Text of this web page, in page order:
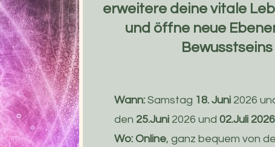
erweitere deine vitale
und öffne neue
Bewusstseins
Wann: Samstag 18. Juni 2026
den 25.Juni 2026 und 02.Juli 2026
Wo: Online, ganz bequem von